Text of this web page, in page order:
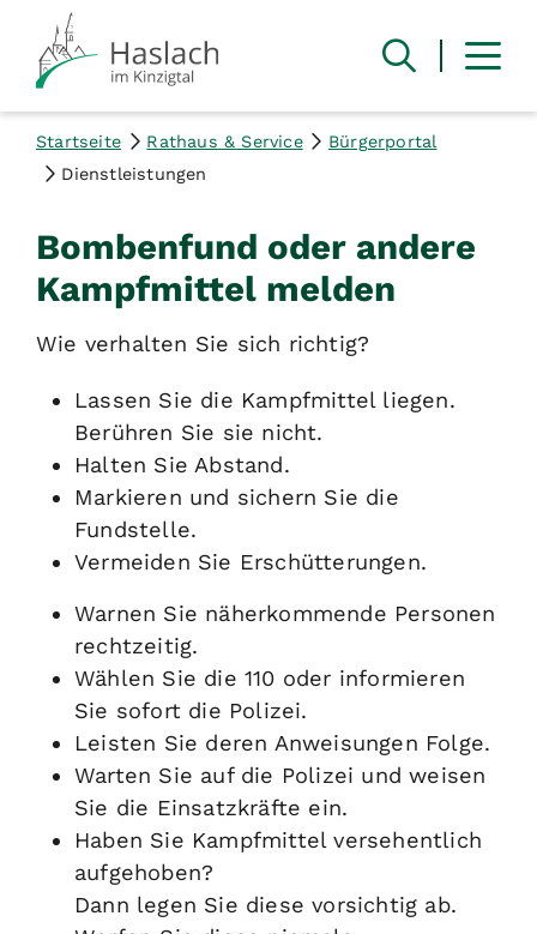
Startseite Rathaus & Service
Bürgerportal
Dienstleistungen
Bombenfund oder andere
Kampfmittel melden
Wie verhalten Sie sich richtig?
Lassen Sie die Kampfmittel liegen.
Berühren Sie sie nicht.
Halten Sie Abstand.
Markieren und sichern Sie die
Fundstelle.
Vermeiden Sie Erschütterungen.
Warnen Sie näherkommende Personen
rechtzeitig.
Wählen Sie die 110 oder informieren
Sie sofort die Polizei.
Leisten Sie deren Anweisungen Folge.
Warten Sie auf die Polizei und weisen
Sie die Einsatzkräfte ein.
Haben Sie Kampfmittel versehentlich
aufgehoben?
Dann legen Sie diese vorsichtig ab.